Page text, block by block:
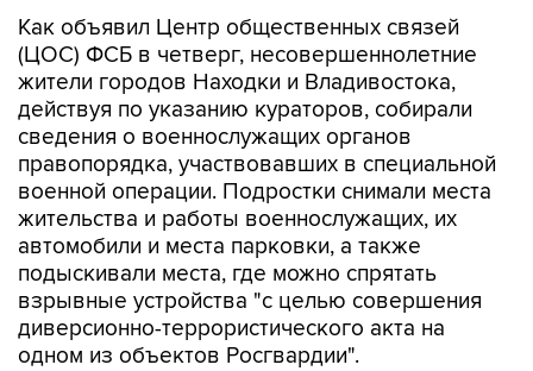
Как объявил Центр общественных связей
(ЦОС) ФСБ в четверг, несовершеннолетние
жители городов Находки и Владивостока,
действуя по указанию кураторов, собирали
сведения о военнослужащих органов
правопорядка, участвовавших в специальной
военной операции. Подростки снимали места
жительства и работы военнослужащих, их
автомобили и места парковки, а также
подыскивали места, где можно спрятать
взрывные устройства "с целью совершения
диверсионно-террористического акта на
одном из объектов Росгвардии".